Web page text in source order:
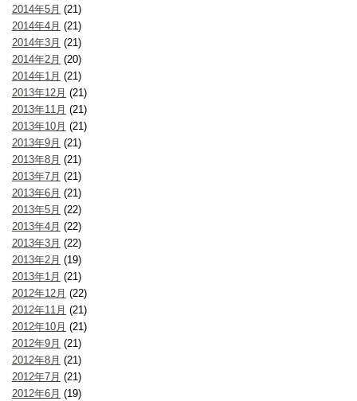
2014年5月 (21)
2014年4月 (21)
2014年3月 (21)
2014年2月 (20)
2014年1月 (21)
2013年12月 (21)
2013年11月 (21)
2013年10月 (21)
2013年9月 (21)
2013年8月 (21)
2013年7月 (21)
2013年6月 (21)
2013年5月 (22)
2013年4月 (22)
2013年3月 (22)
2013年2月 (19)
2013年1月 (21)
2012年12月 (22)
2012年11月 (21)
2012年10月 (21)
2012年9月 (21)
2012年8月 (21)
2012年7月 (21)
2012年6月 (19)